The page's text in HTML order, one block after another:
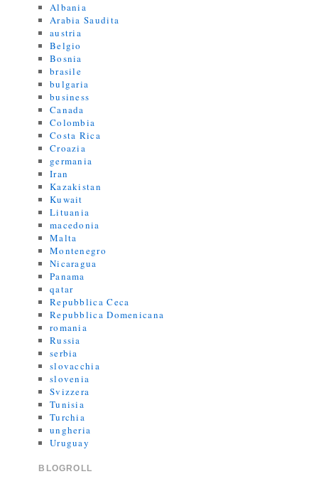
Albania
Arabia Saudita
austria
Belgio
Bosnia
brasile
bulgaria
business
Canada
Colombia
Costa Rica
Croazia
germania
Iran
Kazakistan
Kuwait
Lituania
macedonia
Malta
Montenegro
Nicaragua
Panama
qatar
Repubblica Ceca
Repubblica Domenicana
romania
Russia
serbia
slovacchia
slovenia
Svizzera
Tunisia
Turchia
ungheria
Uruguay
BLOGROLL